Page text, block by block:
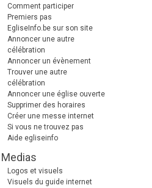
Comment participer
Premiers pas
EgliseInfo.be sur son site
Annoncer une autre
célébration
Annoncer un évènement
Trouver une autre
célébration
Annoncer une église ouverte
Supprimer des horaires
Créer une messe internet
Si vous ne trouvez pas
Aide egliseinfo
Medias
Logos et visuels
Visuels du guide internet